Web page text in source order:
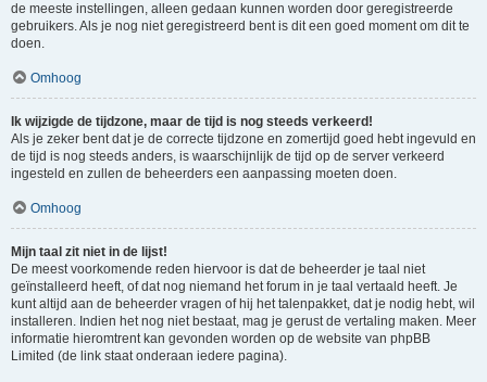
de meeste instellingen, alleen gedaan kunnen worden door geregistreerde
gebruikers. Als je nog niet geregistreerd bent is dit een goed moment om dit te
doen.
Omhoog
Ik wijzigde de tijdzone, maar de tijd is nog steeds verkeerd!
Als je zeker bent dat je de correcte tijdzone en zomertijd goed hebt ingevuld en
de tijd is nog steeds anders, is waarschijnlijk de tijd op de server verkeerd
ingesteld en zullen de beheerders een aanpassing moeten doen.
Omhoog
Mijn taal zit niet in de lijst!
De meest voorkomende reden hiervoor is dat de beheerder je taal niet
geïnstalleerd heeft, of dat nog niemand het forum in je taal vertaald heeft. Je
kunt altijd aan de beheerder vragen of hij het talenpakket, dat je nodig hebt, wil
installeren. Indien het nog niet bestaat, mag je gerust de vertaling maken. Meer
informatie hieromtrent kan gevonden worden op de website van phpBB
Limited (de link staat onderaan iedere pagina).